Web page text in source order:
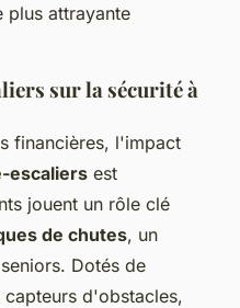
plus attrayante
sur la sécurité à
financières, l'impact
escaliers est
jouent un rôle clé
de chutes, un
Dotés de
d'obstacles,